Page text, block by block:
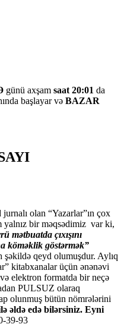
günü axşam saat 20:01 da
başlayar və BAZAR
olan “Yazarlar”ın çox
yalnız bir məqsədimiz var ki,
mәtbuatda çıxışını
kömәklik göstәrmәk”
şəkildə qeyd olumuşdur. Aylıq
kitabxanalar üçün ənənəvi
elektron formatda bir neçə
PULSUZ olaraq
olunmuş bütün nömrələrini
əldə edə bilərsiniz. Eyni
39-93